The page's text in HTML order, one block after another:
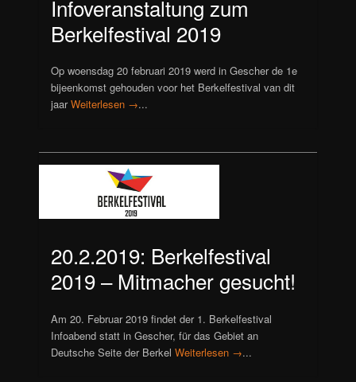
Infoveranstaltung zum
Berkelfestival 2019
Op woensdag 20 februari 2019 werd in Gescher de 1e
bijeenkomst gehouden voor het Berkelfestival van dit
jaarWeiterlesen →...
20.2.2019: Berkelfestival
2019 – Mitmacher gesucht!
Am 20. Februar 2019 findet der 1. Berkelfestival
Infoabend statt in Gescher, für das Gebiet an
Deutsche Seite der BerkelWeiterlesen →...